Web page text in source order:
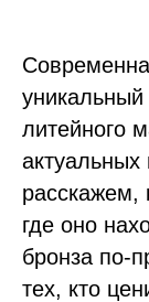
литейного
расскажем,
где оно
бронза по-
тех, кто